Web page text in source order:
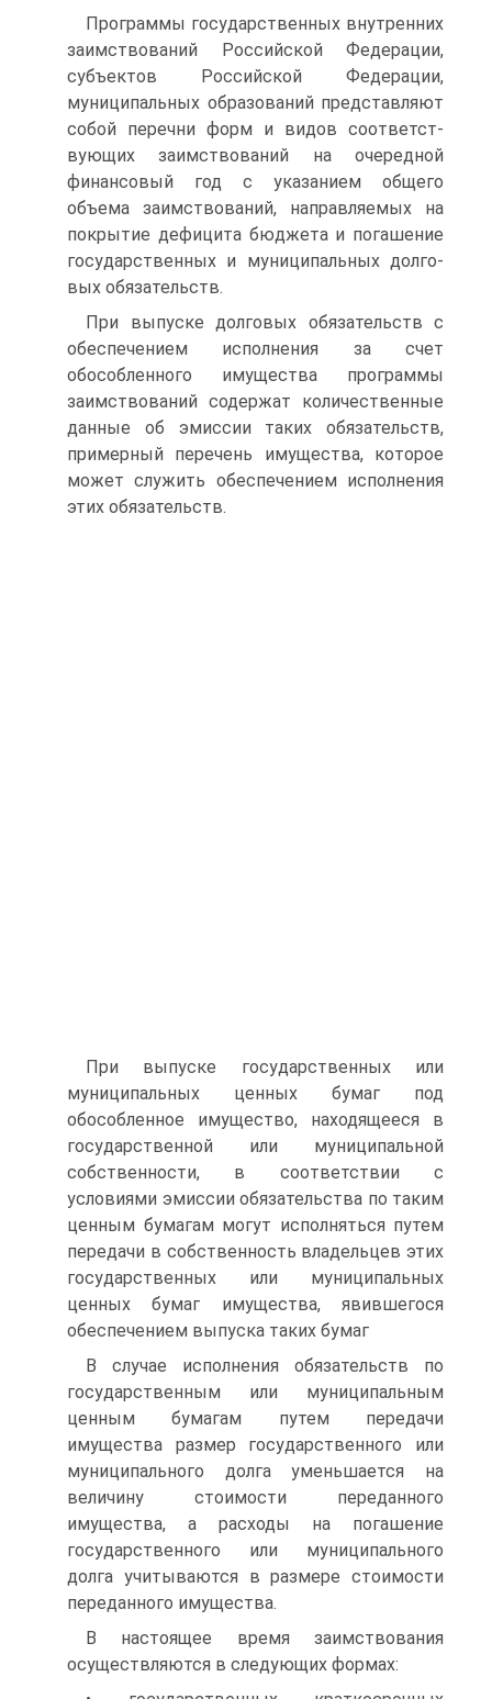
Программы государственных внутренних
заимствований Россий­ской Федерации,
субъектов Российской Федерации,
муниципальных образований представляют
собой перечни форм и видов соответст­
вующих заимствований на очередной
финансовый год с указанием общего
объема заимствований, направляемых на
покрытие дефици­та бюджета и погашение
государственных и муниципальных долго­
вых обязательств.
При выпуске долговых обязательств с
обеспечением исполнения за счет
обособленного имущества программы
заимствований содер­жат количественные
данные об эмиссии таких обязательств,
при­мерный перечень имущества, которое
может служить обеспечением исполнения
этих обязательств.
При выпуске государственных или
муниципальных ценных бу­маг под
обособленное имущество, находящееся в
государственной или муниципальной
собственности, в соответствии с
условиями эмиссии обязательства по таким
ценным бумагам могут исполнять­ся путем
передачи в собственность владельцев этих
государствен­ных или муниципальных
ценных бумаг имущества, явившегося
обеспечением выпуска таких бумаг
В случае исполнения обязательств по
государственным или му­ниципальным
ценным бумагам путем передачи
имущества размер государственного или
муниципального долга уменьшается на
вели­чину стоимости переданного
имущества, а расходы на погашение
государственного или муниципального
долга учитываются в разме­ре стоимости
переданного имущества.
В настоящее время заимствования
осуществляются в следующих формах: